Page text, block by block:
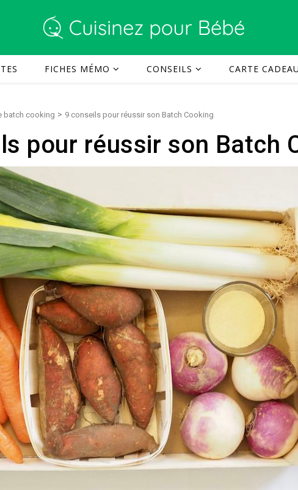
FICHES MÉMO CONSEILS CARTE
batch cooking > 9 conseils pour réussir son Batch Cooking
pour réussir son Batch